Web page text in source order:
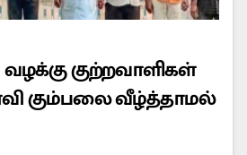
குற்றவாளிகள்
கும்பலை வீழ்த்தாமல்